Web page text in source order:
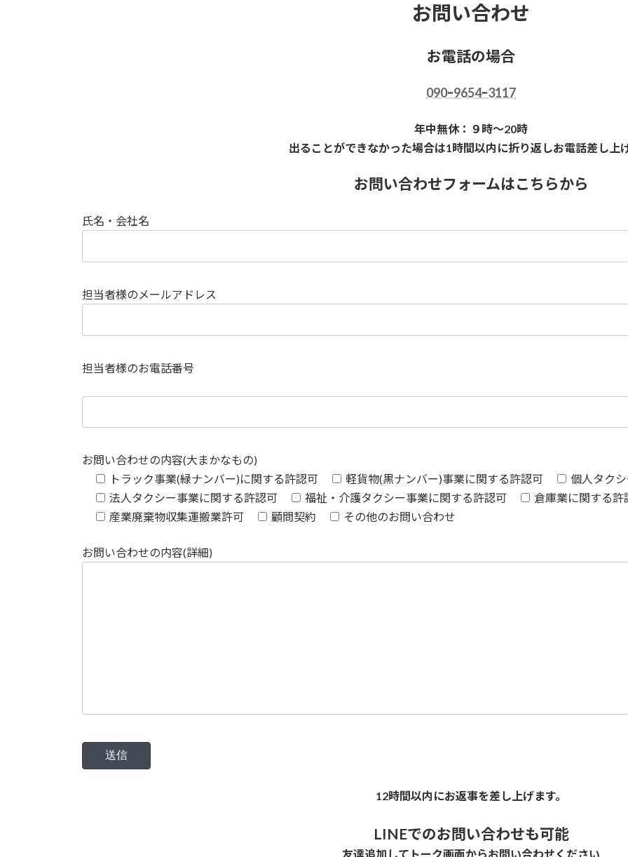
お問い合わせ
お電話の場合
090ｰ9654ｰ3117
年中無休：９時～20時
出ることができなかった場合は1時間以内に折り返しお電話差し上
お問い合わせフォームはこちらから
氏名・会社名
担当者様のメールアドレス
担当者様のお電話番号
お問い合わせの内容(大まかなもの)
トラック事業(緑ナンバー)に関する許認可
軽貨物(黒ナンバー)事業に関する許認可
個人タク
法人タクシー事業に関する許認可
福祉・介護タクシー事業に関する許認可 倉庫業に関する許
産業廃棄物収集運搬業許可
顧問契約 その他のお問い合わせ
お問い合わせの内容(詳細)
12時間以内にお返事を差し上げます。
LINEでのお問い合わせも可能
友達追加してトーク画面からお問い合わせください